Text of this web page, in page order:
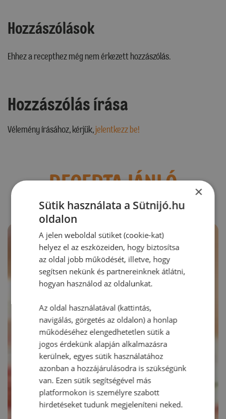
Hozzászólások
Ehhez a recepthez még nem érkezett hozzászólás.
Hozzászólás írása
Vélemény írásához, kérjük,jelentkezz be!
RECEPTAJÁNLÓ ×
Sütik használata a Sütnijó.hu
oldalon
A jelen weboldal sütiket (cookie-kat)
helyez el az eszközeiden, hogy biztosítsa
az oldal jobb működését, illetve, hogy
segítsen nekünk és partnereinknek átlátni,
hogyan használod az oldalunkat.
Az oldal használatával (kattintás,
navigálás, görgetés az oldalon) a honlap
működéséhez elengedhetetlen sütik a
jogos érdekünk alapján alkalmazásra
kerülnek, egyes sütik használatához
azonban a hozzájárulásodra is szükségünk
van. Ezen sütik segítségével más
platformokon is személyre szabott
hirdetéseket tudunk megjeleníteni neked.